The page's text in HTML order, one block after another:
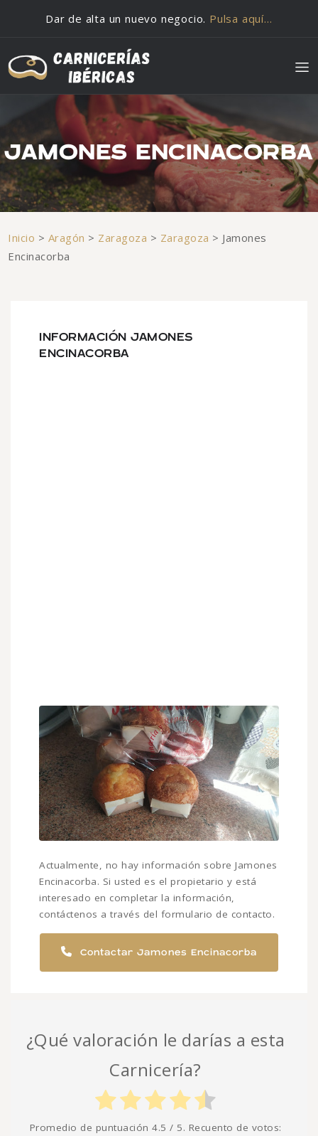
Dar de alta un nuevo negocio. Pulsa aquí…
JAMONES ENCINACORBA
Inicio > Aragón > Zaragoza > Zaragoza > Jamones
Encinacorba
INFORMACIÓN JAMONES
ENCINACORBA
Actualmente, no hay información sobre Jamones
Encinacorba. Si usted es el propietario y está
interesado en completar la información,
contáctenos a través del formulario de contacto.
Contactar Jamones Encinacorba
¿Qué valoración le darías a esta
Carnicería?
Promedio de puntuación 4.5 / 5. Recuento de votos: